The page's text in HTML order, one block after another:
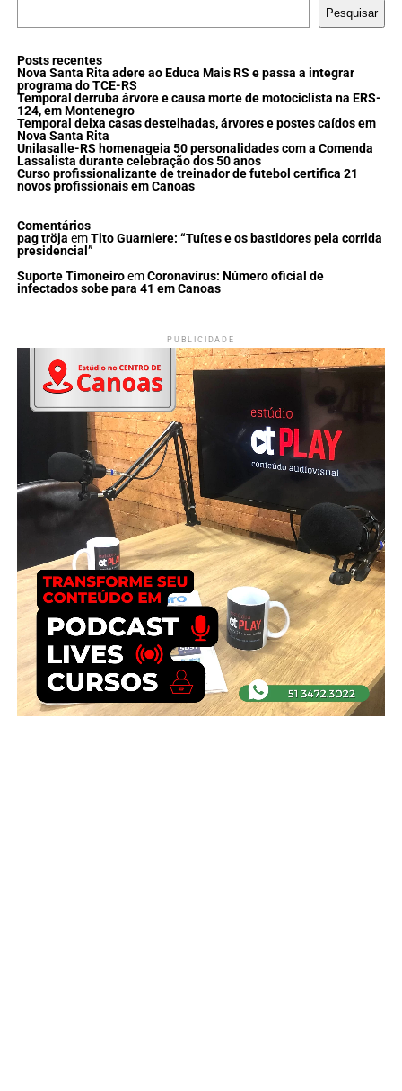
Pesquisar
Posts recentes
Nova Santa Rita adere ao Educa Mais RS e passa a integrar
programa do TCE-RS
Temporal derruba árvore e causa morte de motociclista na ERS-
124, em Montenegro
Temporal deixa casas destelhadas, árvores e postes caídos em
Nova Santa Rita
Unilasalle-RS homenageia 50 personalidades com a Comenda
Lassalista durante celebração dos 50 anos
Curso profissionalizante de treinador de futebol certifica 21
novos profissionais em Canoas
Comentários
pag tröja emTito Guarniere: “Tuítes e os bastidores pela corrida
presidencial”
Suporte TimoneiroemCoronavírus: Número oficial de
infectados sobe para 41 em Canoas
PUBLICIDADE